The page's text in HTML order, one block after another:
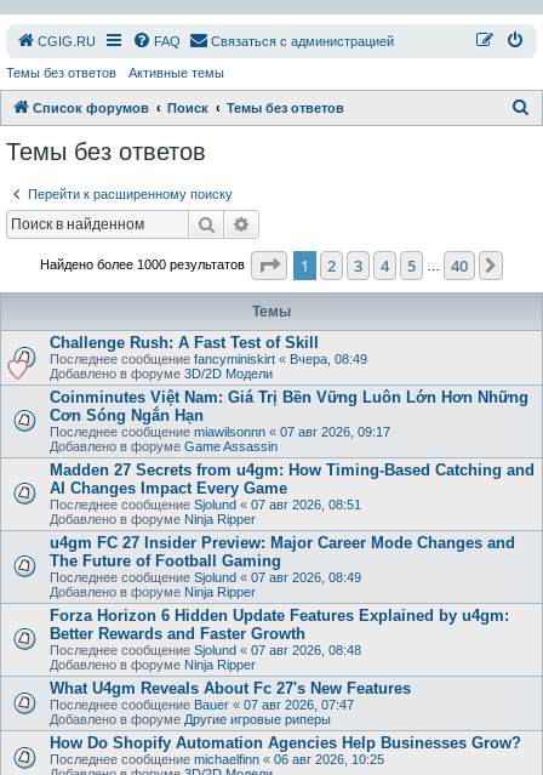
СGIG.RU FAQ Связаться с администрацией
Темы без ответов Активные темы
Список форумов Поиск Темы без ответов
Темы без ответов
Перейти к расширенному поиску
Поиск
Найдено более 1000 результатов Страница из 40
1 2 3 4 5 40
Темы
Challenge Rush: A Fast Test of Skill
Последнее сообщение fancyminiskirt « Вчера, 08:49
Добавлено в форуме 3D/2D Модели
Coinminutes Việt Nam: Giá Trị Bền Vững Luôn Lớn Hơn Những
Cơn Sóng Ngắn Hạn
Последнее сообщение miawilsonnn « 07 авг 2026, 09:17
Добавлено в форуме Game Assassin
Madden 27 Secrets from u4gm: How Timing-Based Catching and
AI Changes Impact Every Game
Последнее сообщение Sjolund « 07 авг 2026, 08:51
Добавлено в форуме Ninja Ripper
u4gm FC 27 Insider Preview: Major Career Mode Changes and
The Future of Football Gaming
Последнее сообщение Sjolund « 07 авг 2026, 08:49
Добавлено в форуме Ninja Ripper
Forza Horizon 6 Hidden Update Features Explained by u4gm:
Better Rewards and Faster Growth
Последнее сообщение Sjolund « 07 авг 2026, 08:48
Добавлено в форуме Ninja Ripper
What U4gm Reveals About Fc 27's New Features
Последнее сообщение Bauer « 07 авг 2026, 07:47
Добавлено в форуме Другие игровые риперы
How Do Shopify Automation Agencies Help Businesses Grow?
Последнее сообщение michaelfinn « 06 авг 2026, 10:25